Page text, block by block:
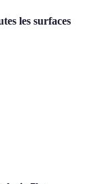
les surfaces